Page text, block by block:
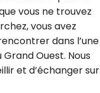
vous ne trouvez
vous avez
dans l’une
Ouest. Nous
et d’échanger sur